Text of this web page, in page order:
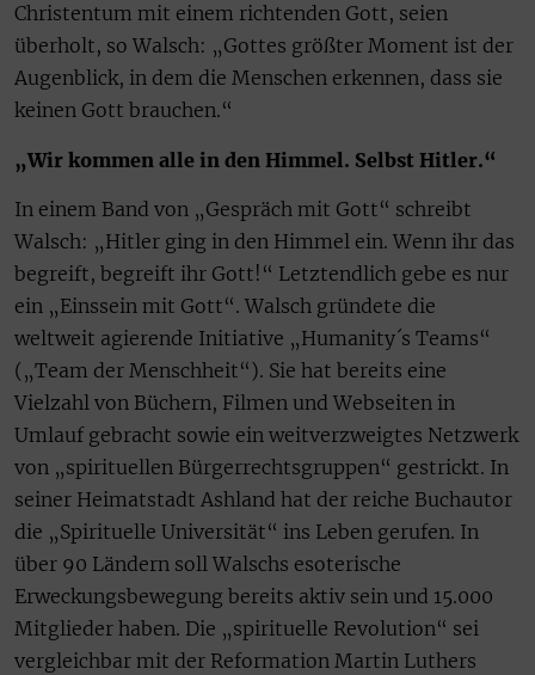
Christentum mit einem richtenden Gott, seien
überholt, so Walsch: „Gottes größter Moment ist der
Augenblick, in dem die Menschen erkennen, dass sie
keinen Gott brauchen.“
„Wir kommen alle in den Himmel. Selbst Hitler.“
In einem Band von „Gespräch mit Gott“ schreibt
Walsch: „Hitler ging in den Himmel ein. Wenn ihr das
begreift, begreift ihr Gott!“ Letztendlich gebe es nur
ein „Einssein mit Gott“. Walsch gründete die
weltweit agierende Initiative „Humanity´s Teams“
(„Team der Menschheit“). Sie hat bereits eine
Vielzahl von Büchern, Filmen und Webseiten in
Umlauf gebracht sowie ein weitverzweigtes Netzwerk
von „spirituellen Bürgerrechtsgruppen“ gestrickt. In
seiner Heimatstadt Ashland hat der reiche Buchautor
die „Spirituelle Universität“ ins Leben gerufen. In
über 90 Ländern soll Walschs esoterische
Erweckungsbewegung bereits aktiv sein und 15.000
Mitglieder haben. Die „spirituelle Revolution“ sei
vergleichbar mit der Reformation Martin Luthers